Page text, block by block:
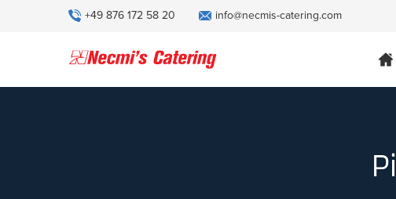
+49 876 172 58 20 info@necmis-catering.com